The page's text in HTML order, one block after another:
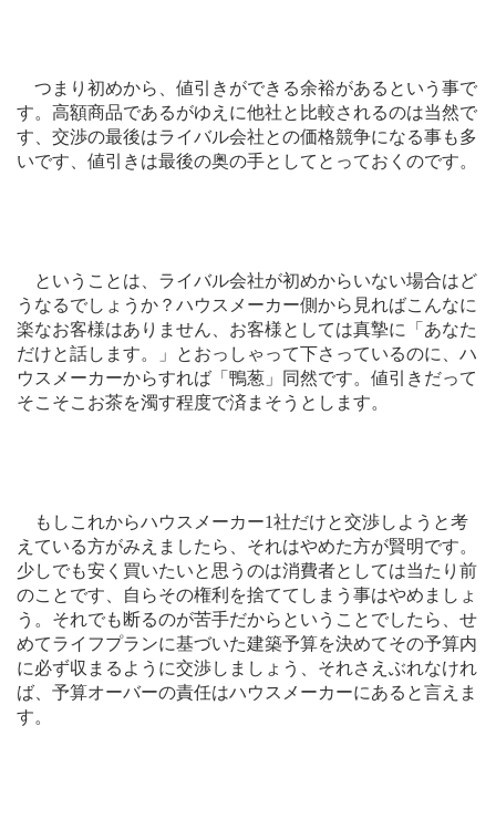
つまり初めから、値引きができる余裕があるという事で
す。高額商品であるがゆえに他社と比較されるのは当然で
す、交渉の最後はライバル会社との価格競争になる事も多
いです、値引きは最後の奥の手としてとっておくのです。
ということは、ライバル会社が初めからいない場合はど
うなるでしょうか？ハウスメーカー側から見ればこんなに
楽なお客様はありません、お客様としては真摯に「あなた
だけと話します。」とおっしゃって下さっているのに、ハ
ウスメーカーからすれば「鴨葱」同然です。値引きだって
そこそこお茶を濁す程度で済まそうとします。
もしこれからハウスメーカー1社だけと交渉しようと考
えている方がみえましたら、それはやめた方が賢明です。
少しでも安く買いたいと思うのは消費者としては当たり前
のことです、自らその権利を捨ててしまう事はやめましょ
う。それでも断るのが苦手だからということでしたら、せ
めてライフプランに基づいた建築予算を決めてその予算内
に必ず収まるように交渉しましょう、それさえぶれなけれ
ば、予算オーバーの責任はハウスメーカーにあると言えま
す。